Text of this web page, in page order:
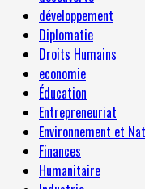
développement
Diplomatie
Droits Humains
economie
Éducation
Entrepreneuriat
Environnement et
Finances
Humanitaire